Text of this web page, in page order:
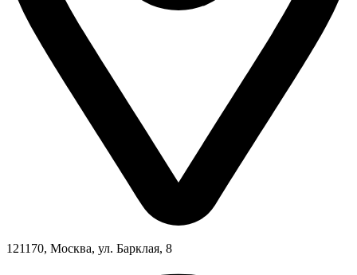
121170, Москва, ул. Барклая, 8